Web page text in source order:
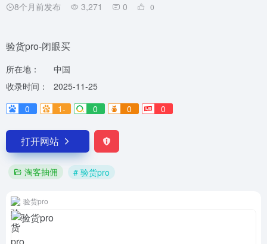
8个月前发布 3,271 0 0
验货pro-闭眼买
所在地：
中国
收录时间：
2025-11-25
0
1- 0 0 0
打开网站
淘客抽佣 # 验货pro
验货pro